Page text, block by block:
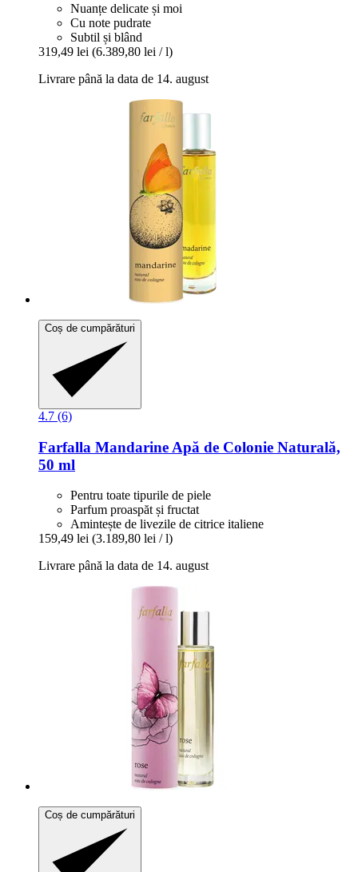
Nuanțe delicate și moi
Cu note pudrate
Subtil și blând
319,49 lei (6.389,80 lei / l)
Livrare până la data de 14. august
Coș de cumpărături
4.7 (6)
Farfalla Mandarine Apă de Colonie Naturală,
50 ml
Pentru toate tipurile de piele
Parfum proaspăt și fructat
Amintește de livezile de citrice italiene
159,49 lei (3.189,80 lei / l)
Livrare până la data de 14. august
Coș de cumpărături